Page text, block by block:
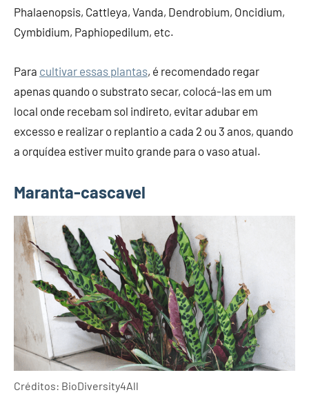
Phalaenopsis, Cattleya, Vanda, Dendrobium, Oncidium,
Cymbidium, Paphiopedilum, etc.
Para cultivar essas plantas, é recomendado regar
apenas quando o substrato secar, colocá-las em um
local onde recebam sol indireto, evitar adubar em
excesso e realizar o replantio a cada 2 ou 3 anos, quando
a orquídea estiver muito grande para o vaso atual.
Maranta-cascavel
Créditos: BioDiversity4All